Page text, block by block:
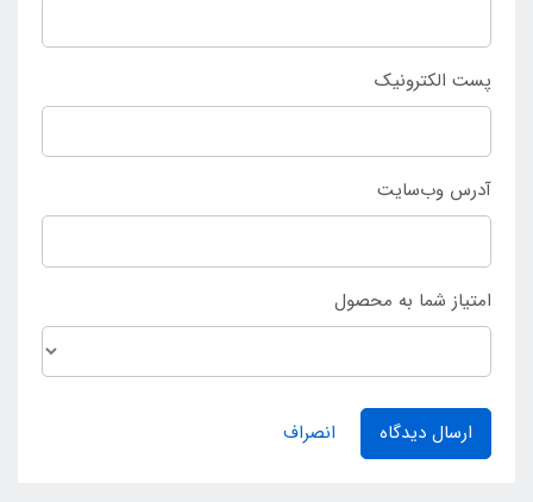
پست الکترونیک
آدرس وب‌سایت
امتیاز شما به محصول
ارسال دیدگاه انصراف